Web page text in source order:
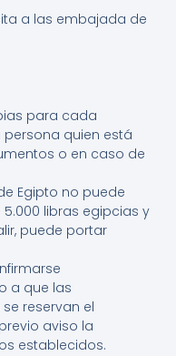
a las embajada de
para cada
quien está
o en caso de
Egipto no puede
libras egipcias y
puede portar
a que las
reservan el
aviso la
establecidos.